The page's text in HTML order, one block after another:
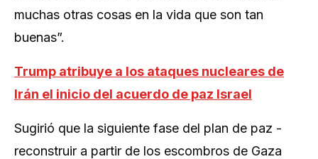
muchas otras cosas en la vida que son tan
buenas”.
Trump atribuye a los ataques nucleares de
Irán el inicio del acuerdo de paz Israel
Sugirió que la siguiente fase del plan de paz -
reconstruir a partir de los escombros de Gaza